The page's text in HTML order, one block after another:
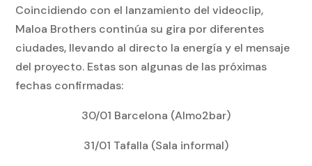
Coincidiendo con el lanzamiento del videoclip,
Maloa Brothers continúa su gira por diferentes
ciudades, llevando al directo la energía y el mensaje
del proyecto. Estas son algunas de las próximas
fechas confirmadas:
30/01 Barcelona (Almo2bar)
31/01 Tafalla (Sala informal)